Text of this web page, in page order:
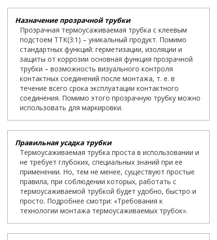
Назначение прозрачной трубки
Прозрачная термоусаживаемая трубка с клеевым
подстоем ТТК(3:1) – уникальный продукт. Помимо
стандартных функций: герметизации, изоляции и
защиты от коррозии основная функция прозрачной
трубки – возможность визуального контроля
контактных соединений после монтажа, т. е. в
течение всего срока эксплуатации контактного
соединения. Помимо этого прозрачную трубку можно
использовать для маркировки.
Правильная усадка трубки
Термоусаживаемая трубка проста в использовании и
не требует глубоких, специальных знаний при ее
применении. Но, тем не менее, существуют простые
правила, при соблюдении которых, работать с
термоусаживаемой трубкой будет удобно, быстро и
просто. Подробнее смотри: «Требования к
технологии монтажа термоусаживаемых трубок».